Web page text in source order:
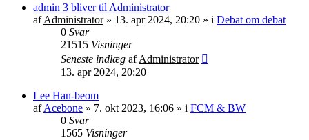
admin 3 bliver til Administrator
afAdministrator» 13. apr 2024, 20:20 » i Debat om debat
0 Svar
21515 Visninger
Seneste indlæg afAdministrator
13. apr 2024, 20:20
Lee Han-beom
afAcebone » 7. okt 2023, 16:06 » i FCM & BW
0 Svar
1565 Visninger